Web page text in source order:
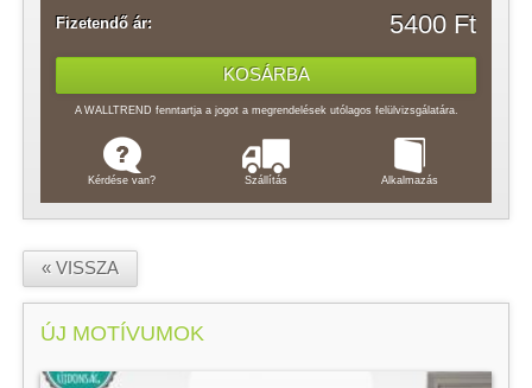
Fizetendő ár: 5400 Ft
A WALLTREND fenntartja a jogot a megrendelések utólagos felülvizsgálatára.
Kérdése van? Szállítás Alkalmazás
« VISSZA
ÚJ MOTÍVUMOK